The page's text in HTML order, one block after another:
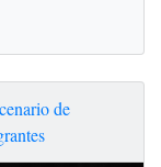
de